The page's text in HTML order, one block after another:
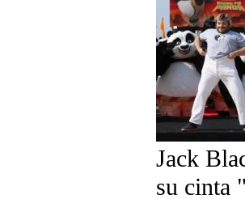
Jack
su cinta